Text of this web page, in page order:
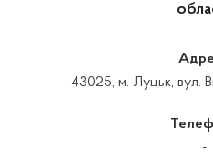
43025, м. Луцьк, вул.
-